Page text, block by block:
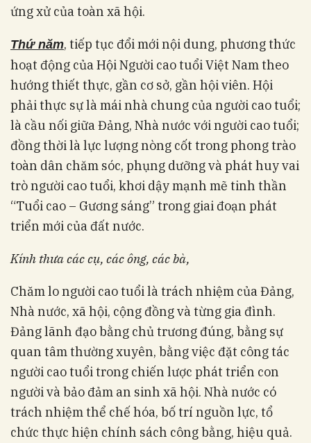
ứng xử của toàn xã hội.
Thứ năm, tiếp tục đổi mới nội dung, phương thức
hoạt động của Hội Người cao tuổi Việt Nam theo
hướng thiết thực, gần cơ sở, gần hội viên. Hội
phải thực sự là mái nhà chung của người cao tuổi;
là cầu nối giữa Đảng, Nhà nước với người cao tuổi;
đồng thời là lực lượng nòng cốt trong phong trào
toàn dân chăm sóc, phụng dưỡng và phát huy vai
trò người cao tuổi, khơi dậy mạnh mẽ tinh thần
“Tuổi cao – Gương sáng” trong giai đoạn phát
triển mới của đất nước.
Kính thưa các cụ, các ông, các bà,
Chăm lo người cao tuổi là trách nhiệm của Đảng,
Nhà nước, xã hội, cộng đồng và từng gia đình.
Đảng lãnh đạo bằng chủ trương đúng, bằng sự
quan tâm thường xuyên, bằng việc đặt công tác
người cao tuổi trong chiến lược phát triển con
người và bảo đảm an sinh xã hội. Nhà nước có
trách nhiệm thể chế hóa, bố trí nguồn lực, tổ
chức thực hiện chính sách công bằng, hiệu quả.